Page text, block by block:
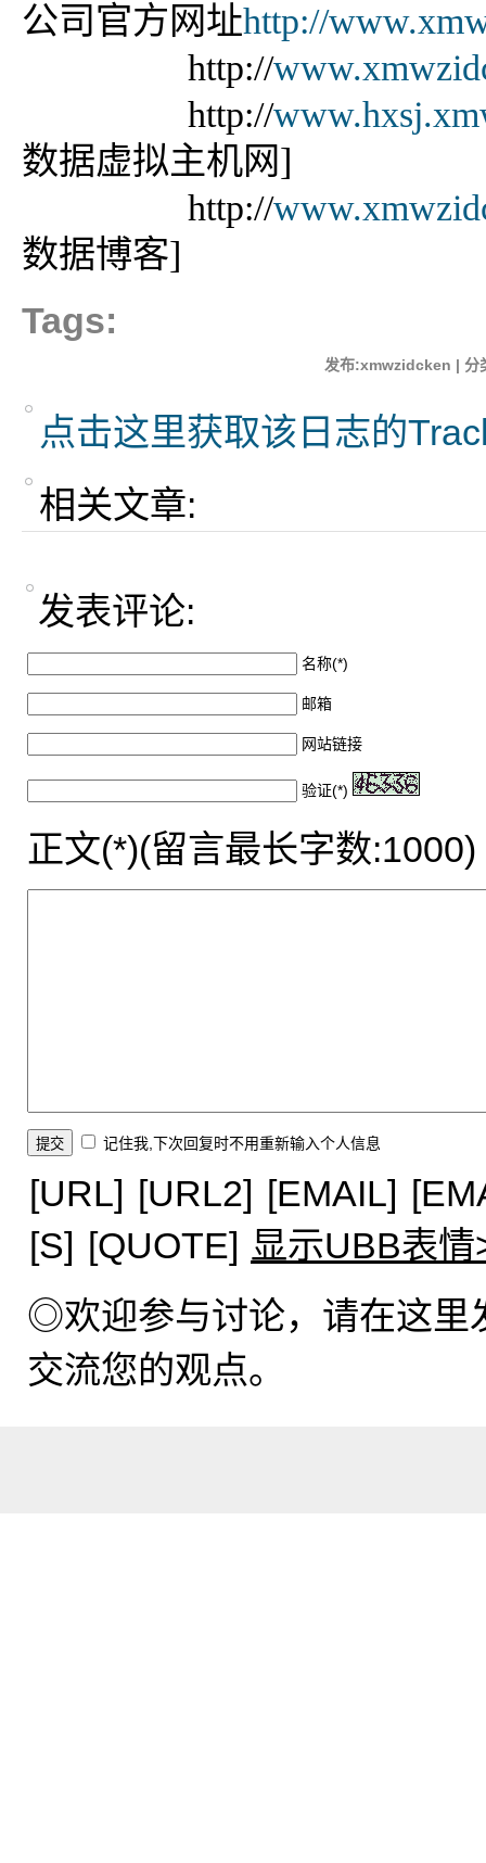
公司官方网址http://
http://
http://
数据虚拟主机网]
http://
数据博客]
Tags:
发布:xmwzidcken | 分
点击这里获取该日志的
相关文章:
发表评论:
名称(*)
邮箱
网站链接
验证(*)
正文(*)(留言最长字数:1000)
记住我,下次回复时不用重新输入个人信息
[URL] [URL2] [EMAIL]
[S] [QUOTE] 显示UBB表情
◎欢迎参与讨论，请在这里
交流您的观点。